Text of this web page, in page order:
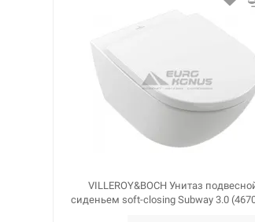
VILLEROY&BOCH Унитаз
сиденьем soft-closing Subway 3.0